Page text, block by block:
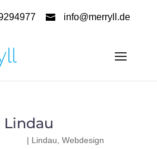
info@merryll.de
| Lindau Webdesign